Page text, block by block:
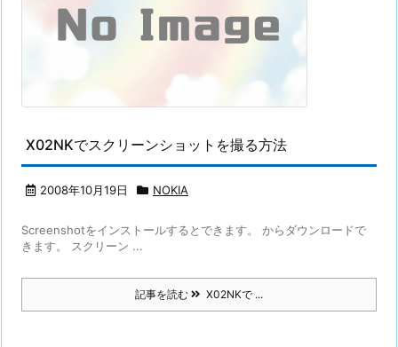
X02NKでスクリーンショットを撮る方法
2008年10月19日 NOKIA
Screenshotをインストールするとできます。 からダウンロードで
きます。 スクリーン ...
記事を読む X02NKで ...